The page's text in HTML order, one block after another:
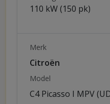
110 kW (150 pk)
Merk
Citroën
Model
C4 Picasso I MPV